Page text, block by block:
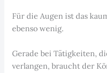
Für die Augen ist das
ebenso wenig.
Gerade bei Tätigkeiten,
verlangen, braucht der